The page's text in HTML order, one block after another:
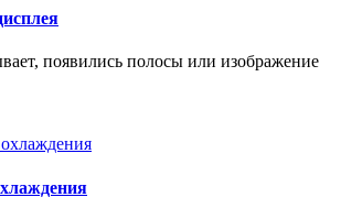
появились полосы или изображение